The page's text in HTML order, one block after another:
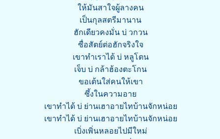
ให้มันสาใจผู้ลางคน
เป็นกุลสตรีมานาน
ฮักเดียวคงมั่น บ่ วกวน
ซื่อสัตย์ต่อฮักจริงใจ
เขาทำเราได้ บ่ หลูโตน
เจ็บ บ่ กล้าฮ้องตะโกน
ขอเต้นใส่คนให้เขา
ซึ้งในความอาย
เขาทำได้ บ่ ย่านเฮาอายไทบ้านจักหน่อย
เขาทำได้ บ่ ย่านเฮาอายไทบ้านจักหน่อย
เบิ่งเพิ่นหลอยไปมีใหม่